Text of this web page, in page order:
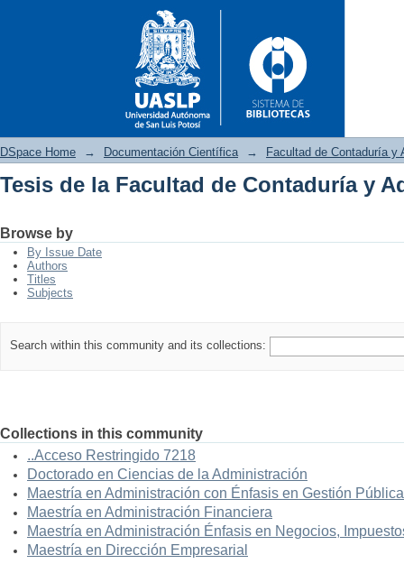
DSpace Home → Documentación Científica → Facultad de Contaduría y
Tesis de la Facultad de Contaduría y
Browse by
By Issue Date
Authors
Titles
Subjects
Search within this community and its collections:
Collections in this community
..Acceso Restringido 7218
Doctorado en Ciencias de la Administración
Maestría en Administración con Énfasis en Gestión Pública
Maestría en Administración Financiera
Maestría en Administración Énfasis en Negocios,
Maestría en Dirección Empresarial